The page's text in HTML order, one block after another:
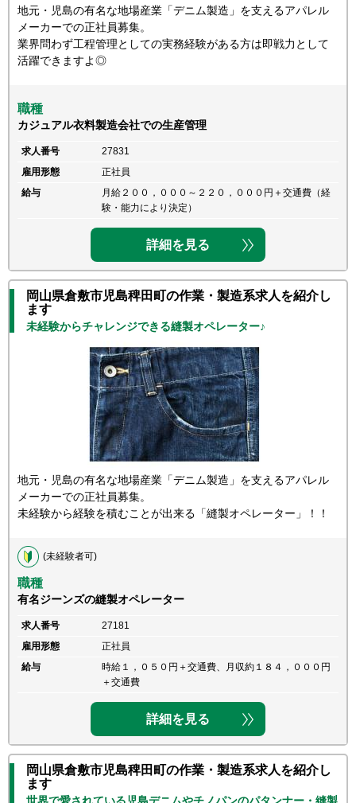
地元・児島の有名な地場産業「デニム製造」を支えるアパレル
メーカーでの正社員募集。
業界問わず工程管理としての実務経験がある方は即戦力として
活躍できますよ◎
職種
カジュアル衣料製造会社での生産管理
求人番号
27831
雇用形態
正社員
給与
月給２００，０００～２２０，０００円＋交通費（経
験・能力により決定）
詳細を見る
岡山県倉敷市児島稗田町の作業・製造系求人を紹介し
ます
未経験からチャレンジできる縫製オペレーター♪
地元・児島の有名な地場産業「デニム製造」を支えるアパレル
メーカーでの正社員募集。
未経験から経験を積むことが出来る「縫製オペレーター」！！
(未経験者可)
職種
有名ジーンズの縫製オペレーター
求人番号
27181
雇用形態
正社員
給与
時給１，０５０円＋交通費、月収約１８４，０００円
＋交通費
詳細を見る
岡山県倉敷市児島稗田町の作業・製造系求人を紹介し
ます